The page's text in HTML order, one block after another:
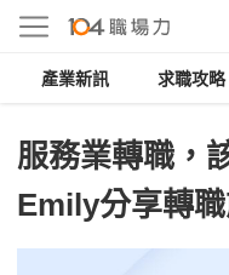
產業新訊 求職攻略
服務業轉職，
Emily分享轉